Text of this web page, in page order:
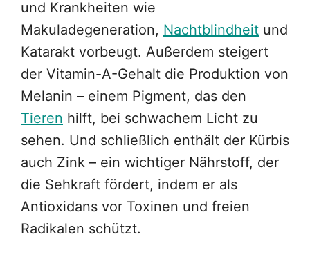
und Krankheiten wie
Makuladegeneration, Nachtblindheit und
Katarakt vorbeugt. Außerdem steigert
der Vitamin-A-Gehalt die Produktion von
Melanin – einem Pigment, das den
Tieren hilft, bei schwachem Licht zu
sehen. Und schließlich enthält der Kürbis
auch Zink – ein wichtiger Nährstoff, der
die Sehkraft fördert, indem er als
Antioxidans vor Toxinen und freien
Radikalen schützt.